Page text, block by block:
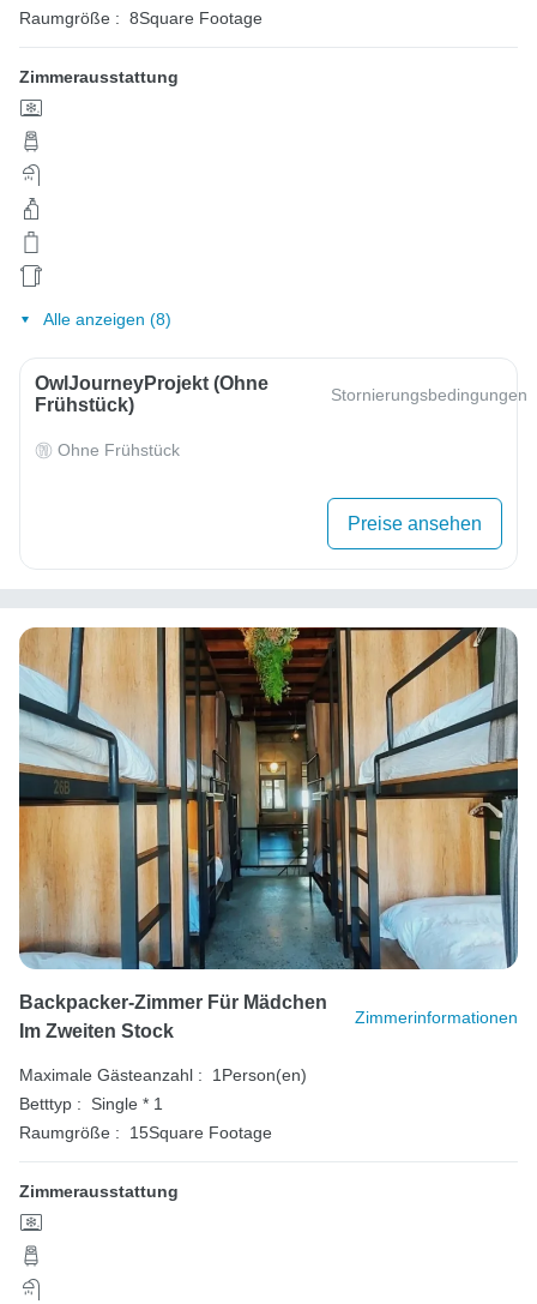
Raumgröße : 8Square Footage
Zimmerausstattung
Alle anzeigen (8)
OwlJourneyProjekt (ohne
Frühstück)
Stornierungsbedingungen
Ohne Frühstück
Preise ansehen
Backpacker-Zimmer Für Mädchen
Im Zweiten Stock
Zimmerinformationen
Maximale Gästeanzahl :
1Person(en)
Betttyp :
Single * 1
Raumgröße :
15Square Footage
Zimmerausstattung